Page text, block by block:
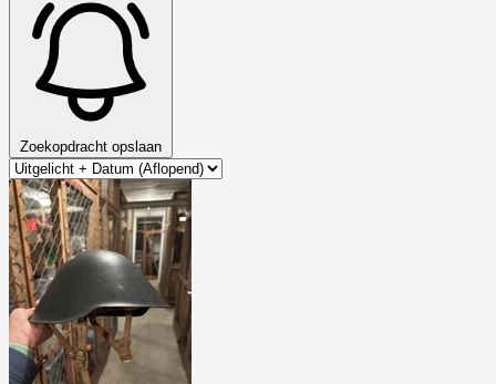
Zoekopdracht opslaan